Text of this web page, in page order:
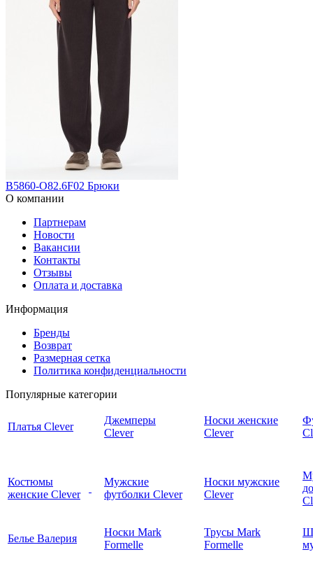
B5860-O82.6F02 Брюки
О компании
Партнерам
Новости
Вакансии
Контакты
Отзывы
Оплата и доставка
Информация
Бренды
Возврат
Размерная сетка
Политика конфиденциальности
Популярные категории
Платья Clever
Джемперы
Clever
Носки женские
Clever
Костюмы
женские Clever
Мужские
футболки Clever
Носки мужские
Clever
Белье Валерия
Носки Mark
Formelle
Трусы Mark
Formelle